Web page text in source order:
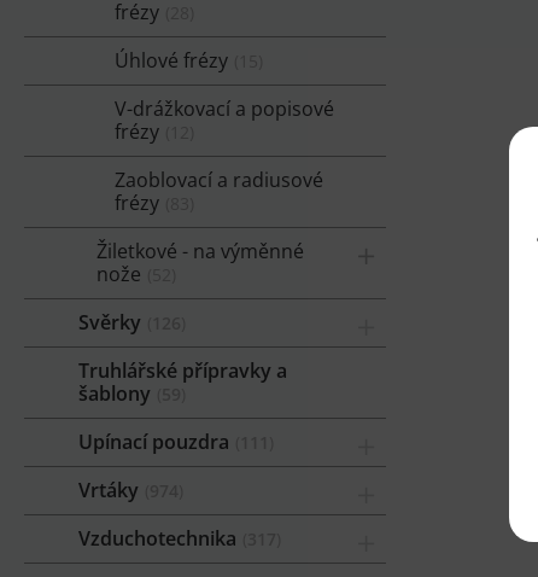
frézy
Úhlové frézy
V-drážkovací a popisové
frézy
Zaoblovací a radiusové
frézy
Žiletkové - na výměnné
nože
Svěrky
Truhlářské přípravky a
šablony
Upínací pouzdra
Vrtáky
Vzduchotechnika